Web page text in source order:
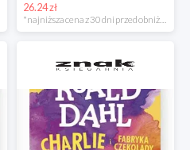
26.24 zł
*najniższa cena z 30 dni przed obniżką